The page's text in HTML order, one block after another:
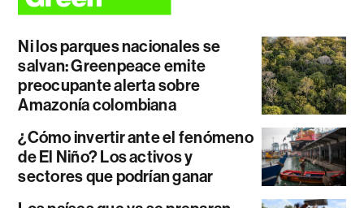
Ni los parques nacionales se
salvan: Greenpeace emite
preocupante alerta sobre
Amazonía colombiana
¿Cómo invertir ante el fenómeno
de El Niño? Los activos y
sectores que podrían ganar